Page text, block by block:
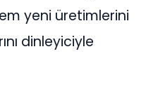
yeni üretimlerini
dinleyiciyle